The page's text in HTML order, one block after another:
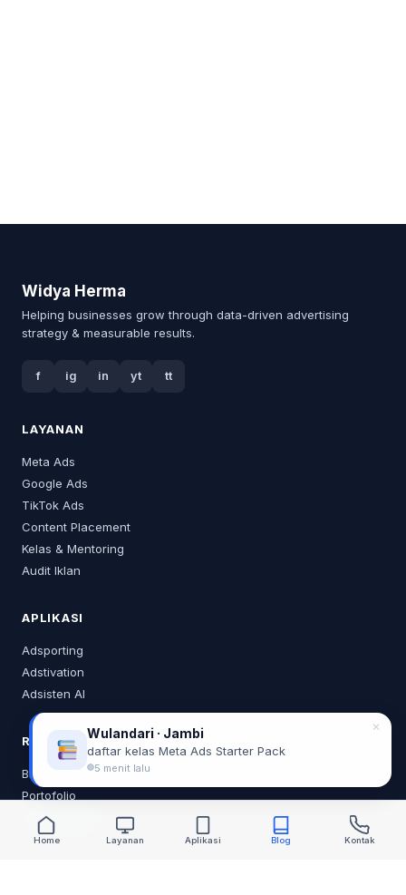
Widya Herma
Helping businesses grow through data-driven advertising
strategy & measurable results.
f ig in yt tt
LAYANAN
Meta Ads
Google Ads
TikTok Ads
Content Placement
Kelas & Mentoring
Audit Iklan
APLIKASI
Adsporting
Adstivation
Adsisten AI
RESOURCES
Blog
Portofolio
Tentang Saya
Home Layanan Aplikasi Blog Kontak
Wulandari · Jambi
daftar kelas Meta Ads Starter Pack
5 menit lalu
✕